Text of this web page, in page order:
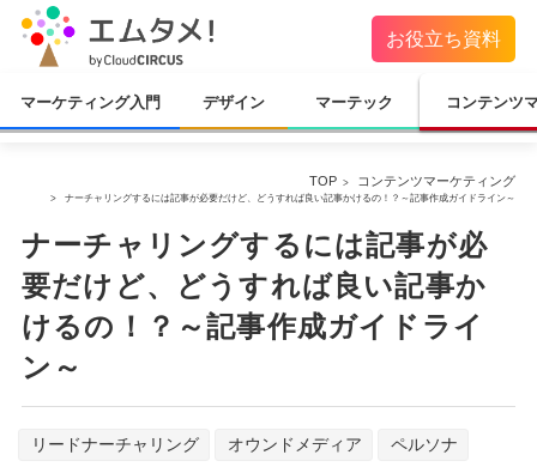
お役立ち資料
マーケティング入門 デザイン マーテック コンテンツ
TOP コンテンツマーケティング
ナーチャリングするには記事が必要だけど、どうすれば良い記事かけるの！？～記事作成ガイドライン～
ナーチャリングするには記事が必
要だけど、どうすれば良い記事か
けるの！？～記事作成ガイドライ
ン～
リードナーチャリング オウンドメディア ペルソナ